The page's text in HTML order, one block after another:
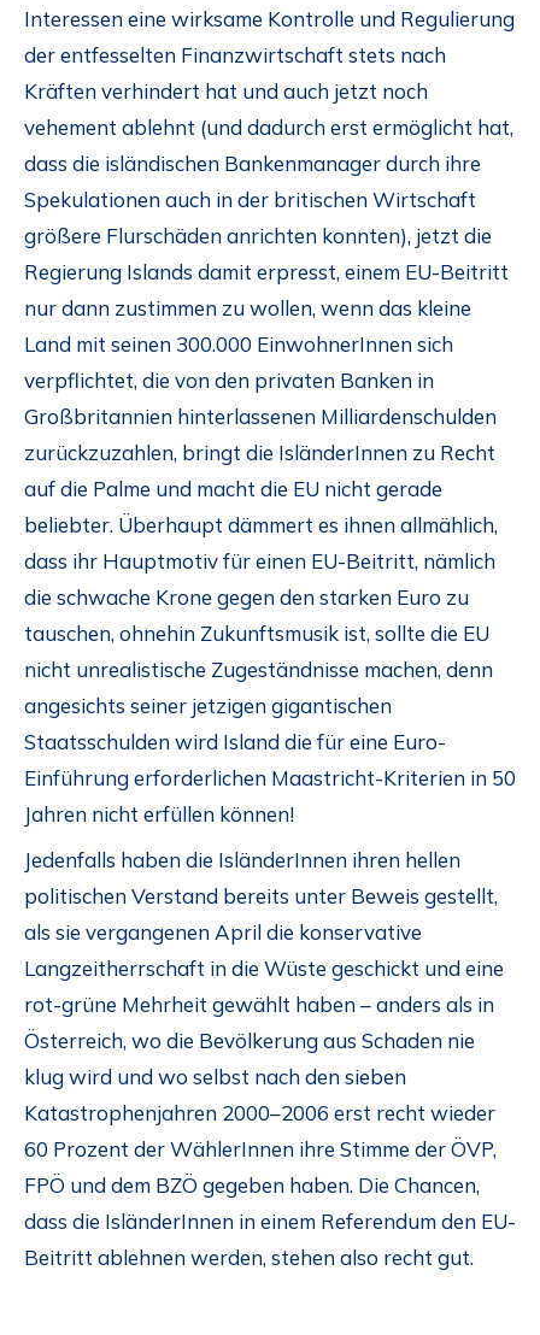
Interessen eine wirksame Kontrolle und Regulierung
der entfesselten Finanzwirtschaft stets nach
Kräften verhindert hat und auch jetzt noch
vehement ablehnt (und dadurch erst ermöglicht hat,
dass die isländischen Bankenmanager durch ihre
Spekulationen auch in der britischen Wirtschaft
größere Flurschäden anrichten konnten), jetzt die
Regierung Islands damit erpresst, einem EU-Beitritt
nur dann zustimmen zu wollen, wenn das kleine
Land mit seinen 300.000 EinwohnerInnen sich
verpflichtet, die von den privaten Banken in
Großbritannien hinterlassenen Milliardenschulden
zurückzuzahlen, bringt die IsländerInnen zu Recht
auf die Palme und macht die EU nicht gerade
beliebter. Überhaupt dämmert es ihnen allmählich,
dass ihr Hauptmotiv für einen EU-Beitritt, nämlich
die schwache Krone gegen den starken Euro zu
tauschen, ohnehin Zukunftsmusik ist, sollte die EU
nicht unrealistische Zugeständnisse machen, denn
angesichts seiner jetzigen gigantischen
Staatsschulden wird Island die für eine Euro-
Einführung erforderlichen Maastricht-Kriterien in 50
Jahren nicht erfüllen können!
Jedenfalls haben die IsländerInnen ihren hellen
politischen Verstand bereits unter Beweis gestellt,
als sie vergangenen April die konservative
Langzeitherrschaft in die Wüste geschickt und eine
rot-grüne Mehrheit gewählt haben – anders als in
Österreich, wo die Bevölkerung aus Schaden nie
klug wird und wo selbst nach den sieben
Katastrophenjahren 2000–2006 erst recht wieder
60 Prozent der WählerInnen ihre Stimme der ÖVP,
FPÖ und dem BZÖ gegeben haben. Die Chancen,
dass die IsländerInnen in einem Referendum den EU-
Beitritt ablehnen werden, stehen also recht gut.